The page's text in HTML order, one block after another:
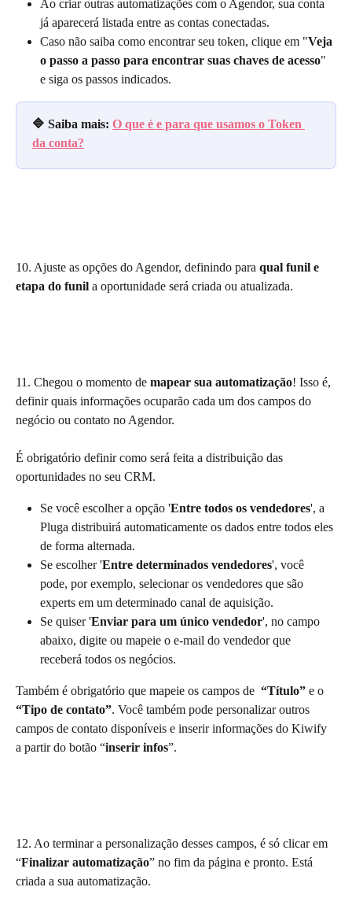
Ao criar outras automatizações com o Agendor, sua conta
já aparecerá listada entre as contas conectadas.
Caso não saiba como encontrar seu token, clique em "Veja
o passo a passo para encontrar suas chaves de acesso"
e siga os passos indicados.
🔷 Saiba mais: O que é e para que usamos o Token
da conta?
10. Ajuste as opções do Agendor, definindo para qual funil e
etapa do funil a oportunidade será criada ou atualizada.
11. Chegou o momento de mapear sua automatização! Isso é,
definir quais informações ocuparão cada um dos campos do
negócio ou contato no Agendor.
É obrigatório definir como será feita a distribuição das
oportunidades no seu CRM.
Se você escolher a opção 'Entre todos os vendedores', a
Pluga distribuirá automaticamente os dados entre todos eles
de forma alternada.
Se escolher 'Entre determinados vendedores', você
pode, por exemplo, selecionar os vendedores que são
experts em um determinado canal de aquisição.
Se quiser 'Enviar para um único vendedor', no campo
abaixo, digite ou mapeie o e-mail do vendedor que
receberá todos os negócios.
Também é obrigatório que mapeie os campos de “Título” e o
“Tipo de contato”. Você também pode personalizar outros
campos de contato disponíveis e inserir informações do Kiwify
a partir do botão “inserir infos”.
12. Ao terminar a personalização desses campos, é só clicar em
“Finalizar automatização” no fim da página e pronto. Está
criada a sua automatização.